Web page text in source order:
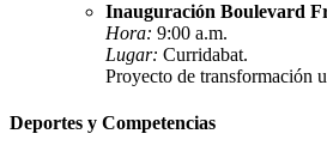
Inauguración Boulevard
Hora: 9:00 a.m.
Lugar: Curridabat.
Proyecto de transformación
Deportes y Competencias